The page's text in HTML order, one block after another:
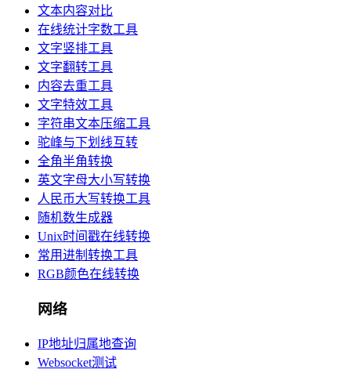
文本内容对比
在线统计字数工具
文字竖排工具
文字翻转工具
内容去重工具
文字特效工具
字符串文本压缩工具
驼峰与下划线互转
全角半角转换
英文字母大小写转换
人民币大写转换工具
随机数生成器
Unix时间戳在线转换
常用进制转换工具
RGB颜色在线转换
网络
IP地址归属地查询
Websocket测试